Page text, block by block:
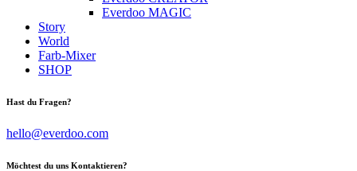
Everdoo MAGIC
Story
World
Farb-Mixer
SHOP
facebook-
instagram
tik-
Hast du Fragen?
hello@everdoo.com
Möchtest du uns Kontaktieren?